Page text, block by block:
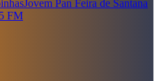
Jovem Pan Feira de Santana
FM